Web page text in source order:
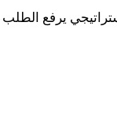
يرفع